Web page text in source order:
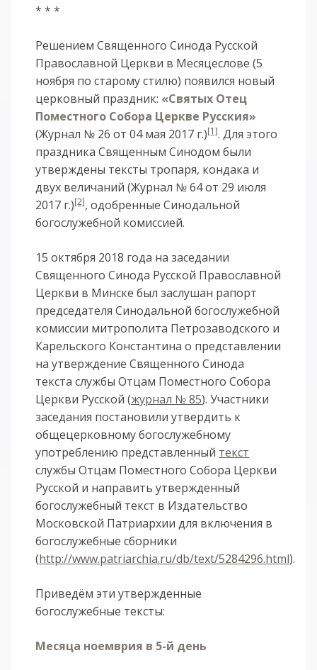
* * *
Решением Священного Синода Русской
Православной Церкви в Месяцеслове (5
ноября по старому стилю) появился новый
церковный праздник: «Святых Отец
Поместного Собора Церкве Русския»
(Журнал № 26 от 04 мая 2017 г.)[1]. Для этого
праздника Священным Синодом были
утверждены тексты тропаря, кондака и
двух величаний (Журнал № 64 от 29 июля
2017 г.)[2], одобренные Синодальной
богослужебной комиссией.
15 октября 2018 года на заседании
Священного Синода Русской Православной
Церкви в Минске был заслушан рапорт
председателя Синодальной богослужебной
комиссии митрополита Петрозаводского и
Карельского Константина о представлении
на утверждение Священного Синода
текста службы Отцам Поместного Собора
Церкви Русской (журнал № 85). Участники
заседания постановили утвердить к
общецерковному богослужебному
употреблению представленный текст
службы Отцам Поместного Собора Церкви
Русской и направить утвержденный
богослужебный текст в Издательство
Московской Патриархии для включения в
богослужебные сборники
(http://www.patriarchia.ru/db/text/5284296.html).
Приведём эти утвержденные
богослужебные тексты:
Месяца ноемврия в 5-й день